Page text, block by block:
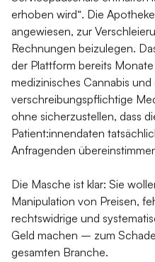
erhoben wird“. Die
angewiesen, zur
Rechnungen beizulegen.
der Plattform bereits
medizinisches Cannabis und
verschreibungspflichtige
ohne sicherzustellen, dass
Patient:innendaten
Anfragenden
Die Masche ist klar: Sie
Manipulation von Preisen,
rechtswidrige und
Geld machen – zum
gesamten Branche.